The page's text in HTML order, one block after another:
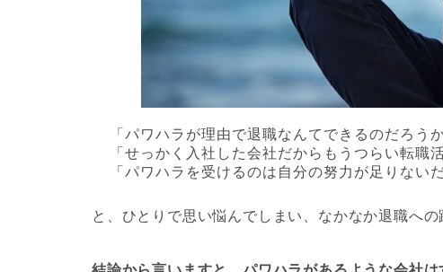
「パワハラが理由で退職なんてできるのだろうか
「せっかく入社した会社だからもうつらい転職
「パワハラを受けるのは自分の努力が足りない
と、ひとりで思い悩んでしまい、なかなか退職へ